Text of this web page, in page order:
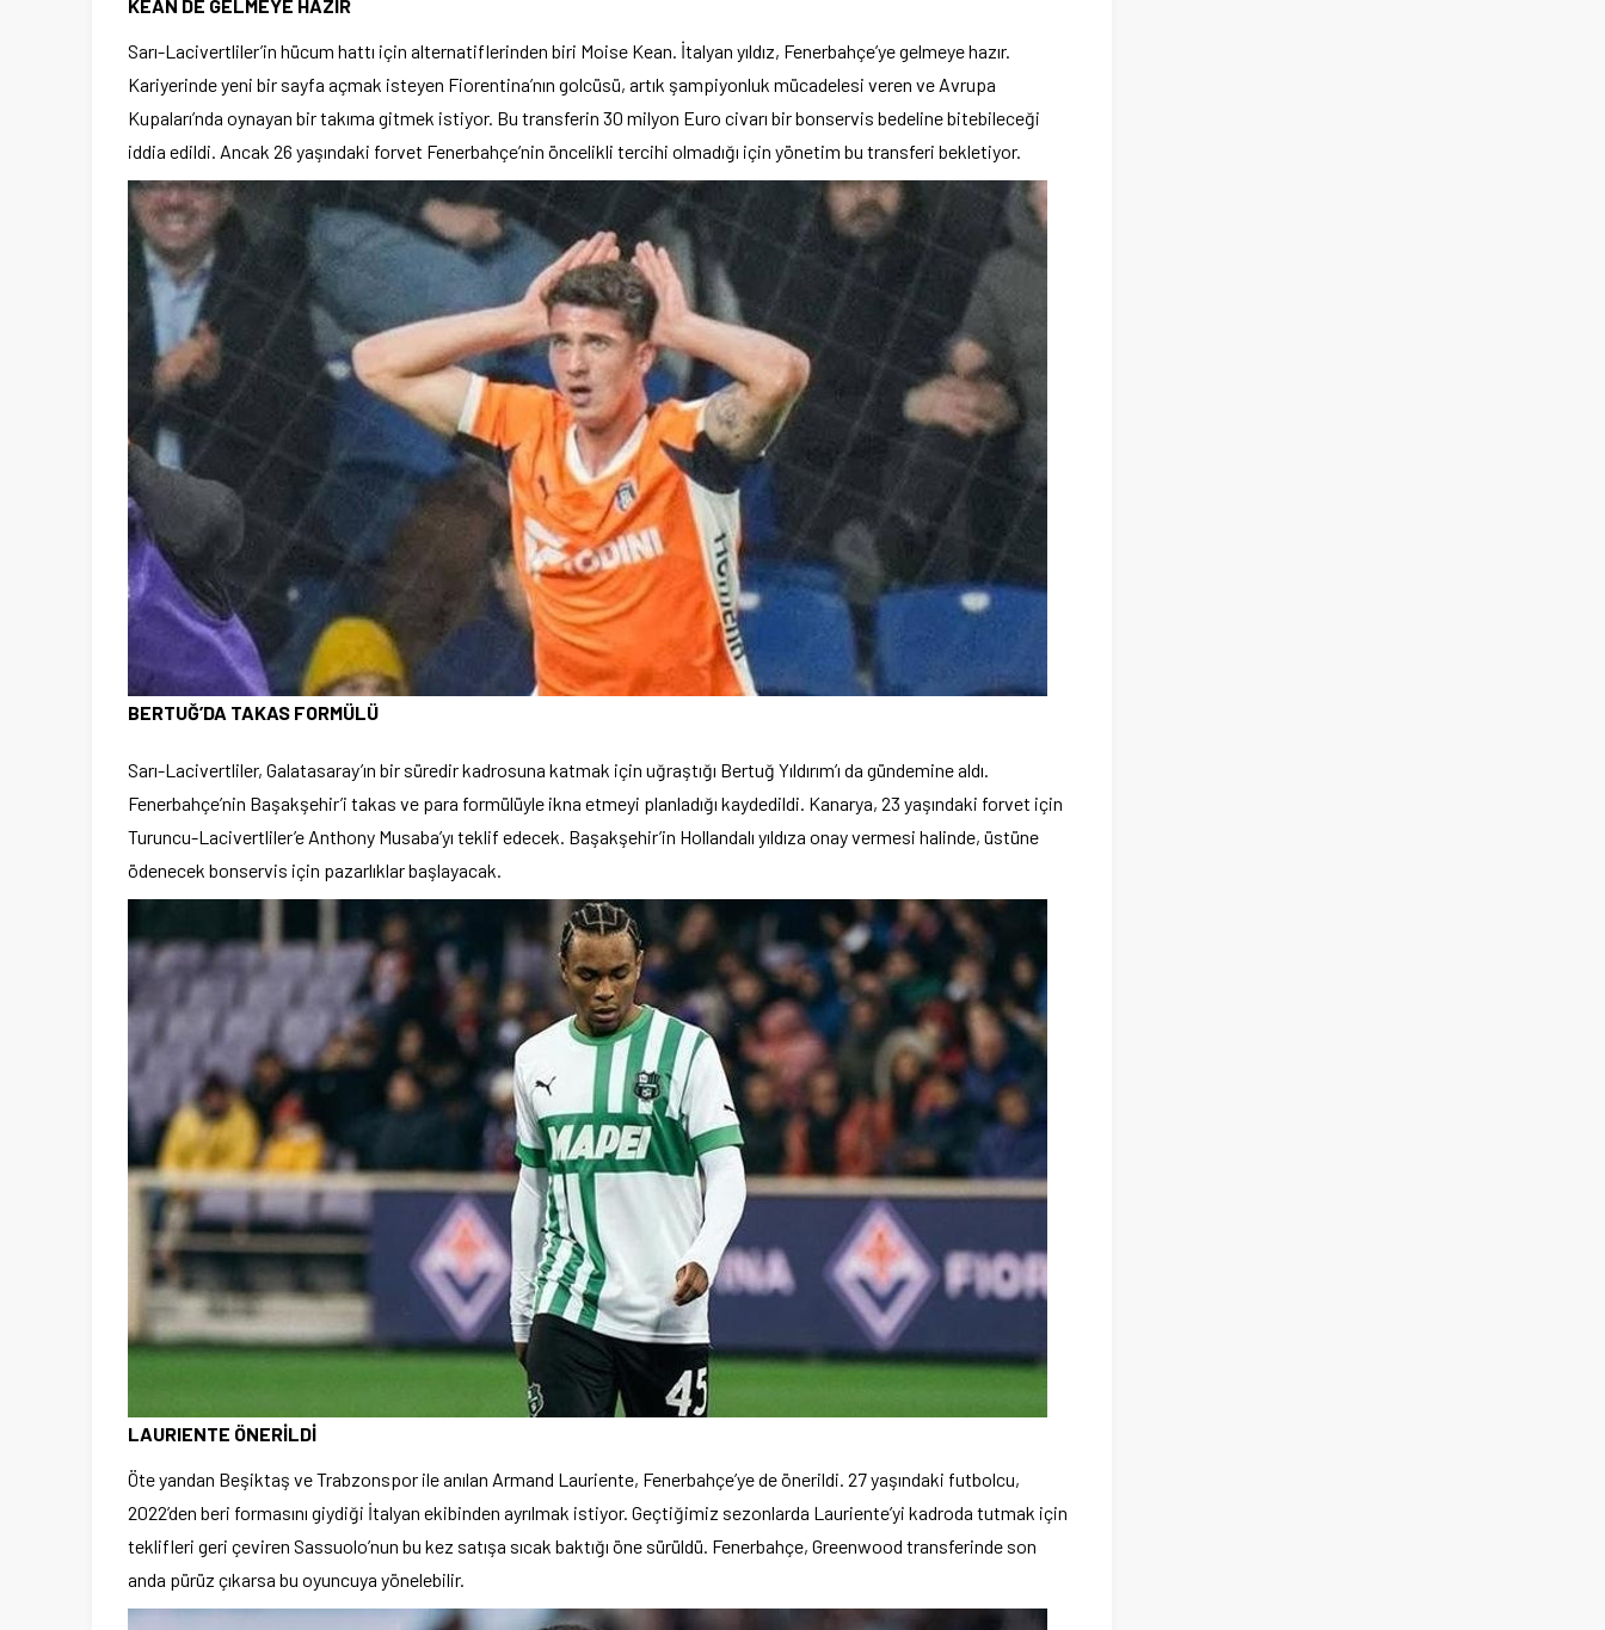
KEAN DE GELMEYE HAZIR
Sarı-Lacivertliler’in hücum hattı için alternatiflerinden biri Moise Kean. İtalyan yıldız, Fenerbahçe’ye gelmeye hazır.
Kariyerinde yeni bir sayfa açmak isteyen Fiorentina’nın golcüsü, artık şampiyonluk mücadelesi veren ve Avrupa
Kupaları’nda oynayan bir takıma gitmek istiyor. Bu transferin 30 milyon Euro civarı bir bonservis bedeline bitebileceği
iddia edildi. Ancak 26 yaşındaki forvet Fenerbahçe’nin öncelikli tercihi olmadığı için yönetim bu transferi bekletiyor.
BERTUĞ’DA TAKAS FORMÜLÜ
Sarı-Lacivertliler, Galatasaray’ın bir süredir kadrosuna katmak için uğraştığı Bertuğ Yıldırım’ı da gündemine aldı.
Fenerbahçe’nin Başakşehir’i takas ve para formülüyle ikna etmeyi planladığı kaydedildi. Kanarya, 23 yaşındaki forvet için
Turuncu-Lacivertliler’e Anthony Musaba’yı teklif edecek. Başakşehir’in Hollandalı yıldıza onay vermesi halinde, üstüne
ödenecek bonservis için pazarlıklar başlayacak.
LAURIENTE ÖNERİLDİ
Öte yandan Beşiktaş ve Trabzonspor ile anılan Armand Lauriente, Fenerbahçe’ye de önerildi. 27 yaşındaki futbolcu,
2022’den beri formasını giydiği İtalyan ekibinden ayrılmak istiyor. Geçtiğimiz sezonlarda Lauriente’yi kadroda tutmak için
teklifleri geri çeviren Sassuolo’nun bu kez satışa sıcak baktığı öne sürüldü. Fenerbahçe, Greenwood transferinde son
anda pürüz çıkarsa bu oyuncuya yönelebilir.